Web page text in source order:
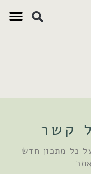
קשר
כל מתכון חדש